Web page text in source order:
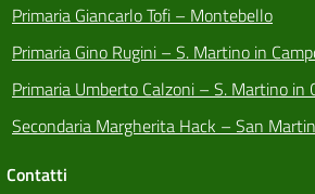
Primaria Giancarlo Tofi – Montebello
Primaria Gino Rugini – S. Martino in
Primaria Umberto Calzoni – S. Martino in
Secondaria Margherita Hack – San
Contatti